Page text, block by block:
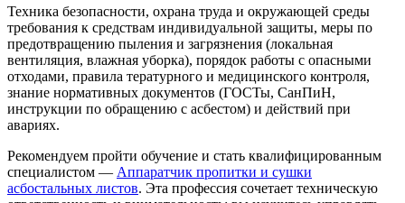
Техника безопасности, охрана труда и окружающей среды
требования к средствам индивидуальной защиты, меры по
предотвращению пыления и загрязнения (локальная
вентиляция, влажная уборка), порядок работы с опасными
отходами, правила тературного и медицинского контроля,
знание нормативных документов (ГОСТы, СанПиН,
инструкции по обращению с асбестом) и действий при
авариях.
Рекомендуем пройти обучение и стать квалифицированным
специалистом — Аппаратчик пропитки и сушки
асбостальных листов. Эта профессия сочетает техническую